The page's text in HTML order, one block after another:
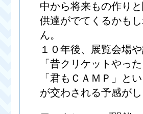
中から将来もの作り
供達がでてくるかも
ん。
１０年後、展覧会場
「昔クリケットやっ
「君もＣＡＭＰ」と
が交わされる予感がし